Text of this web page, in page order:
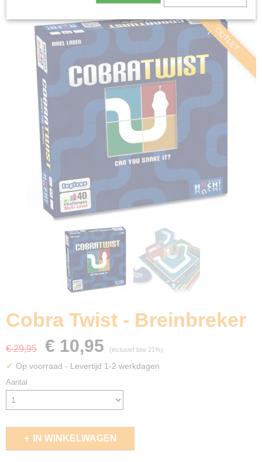
OUTLET
Cobra Twist - Breinbreker
€ 29,95 € 10,95 (inclusief btw 21%)
✓ Op voorraad - Levertijd 1-2 werkdagen
Aantal
IN WINKELWAGEN